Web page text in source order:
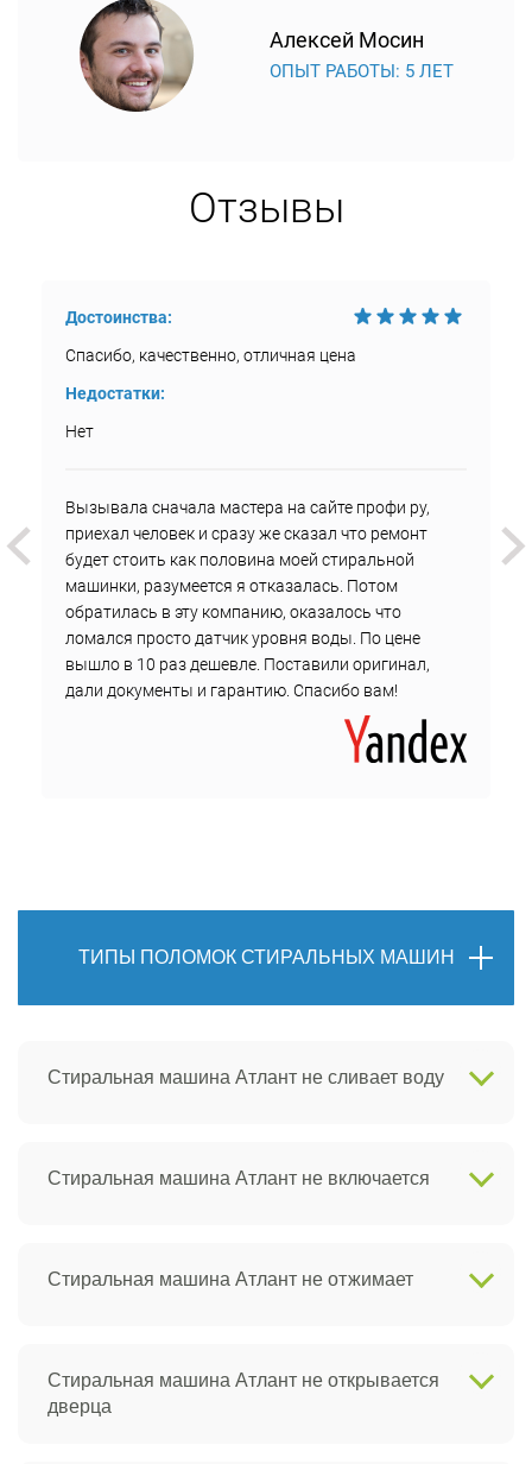
Алексей Мосин
ОПЫТ РАБОТЫ: 5 ЛЕТ
Отзывы
Достоинства:
Спасибо, качественно, отличная цена
Недостатки:
Нет
Вызывала сначала мастера на сайте профи ру,
приехал человек и сразу же сказал что ремонт
будет стоить как половина моей стиральной
машинки, разумеется я отказалась. Потом
обратилась в эту компанию, оказалось что
ломался просто датчик уровня воды. По цене
вышло в 10 раз дешевле. Поставили оригинал,
дали документы и гарантию. Спасибо вам!
ТИПЫ ПОЛОМОК СТИРАЛЬНЫХ МАШИН
Стиральная машина Атлант не сливает воду
Стиральная машина Атлант не включается
Стиральная машина Атлант не отжимает
Стиральная машина Атлант не открывается
дверца